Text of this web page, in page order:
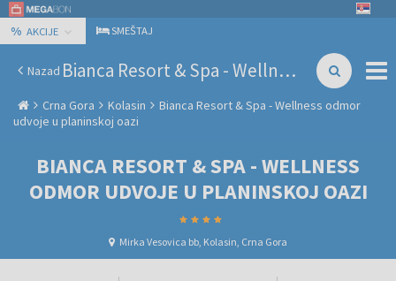
% AKCIJE SMEŠTAJ
Nazad Bianca Resort & Spa - Wellness odmor udvoje u planinskoj oazi
Crna Gora Kolasin
Bianca Resort & Spa - Wellness odmor
udvoje u planinskoj oazi
BIANCA RESORT & SPA - WELLNESS
ODMOR UDVOJE U PLANINSKOJ OAZI
Mirka Vesovica bb, Kolasin, Crna Gora